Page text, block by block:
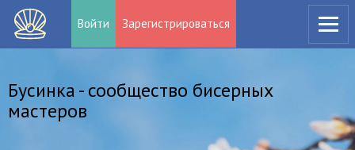
Войти Зарегистрироваться
Бусинка - сообщество бисерных
мастеров